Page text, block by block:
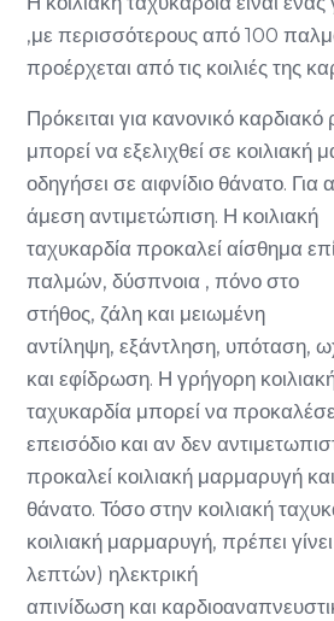
,με περισσότερους από 100
προέρχεται από τις κοιλιές της
Πρόκειται για κανονικό
μπορεί να εξελιχθεί σε κοιλιακή
οδηγήσει σε αιφνίδιο θάνατο. Για
άμεση αντιμετώπιση. Η κοιλιακή
ταχυκαρδία προκαλεί αίσθημα
παλμών, δύσπνοια , πόνο στο
στήθος, ζάλη και μειωμένη
αντίληψη, εξάντληση, υπόταση,
και εφίδρωση. Η γρήγορη
ταχυκαρδία μπορεί να
επεισόδιο και αν δεν
προκαλεί κοιλιακή μαρμαρυγή
θάνατο. Τόσο στην κοιλιακή
κοιλιακή μαρμαρυγή, πρέπει
λεπτών) ηλεκτρική
απινίδωση και